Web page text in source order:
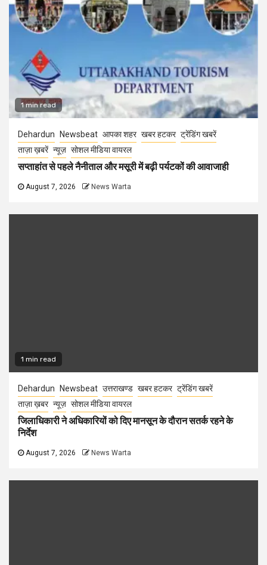
1 min read
Dehardun Newsbeat आपका शहर खबर हटकर ट्रेंडिंग खबरें
ताज़ा ख़बरें न्यूज़ सोशल मीडिया वायरल
सप्ताहांत से पहले नैनीताल और मसूरी में बढ़ी पर्यटकों की आवाजाही
August 7, 2026 News Warta
1 min read
Dehardun Newsbeat उत्तराखण्ड खबर हटकर ट्रेंडिंग खबरें
ताज़ा ख़बर न्यूज़ सोशल मीडिया वायरल
जिलाधिकारी ने अधिकारियों को दिए मानसून के दौरान सतर्क रहने के
निर्देश
August 7, 2026 News Warta